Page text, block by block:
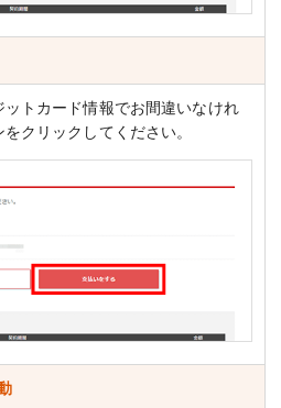
トカード情報でお間違いなけれ
クリックしてください。